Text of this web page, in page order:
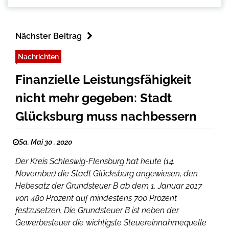
Nächster Beitrag
Nachrichten
Finanzielle Leistungsfähigkeit
nicht mehr gegeben: Stadt
Glücksburg muss nachbessern
Sa. Mai 30 , 2020
Der Kreis Schleswig-Flensburg hat heute (14.
November) die Stadt Glücksburg angewiesen, den
Hebesatz der Grundsteuer B ab dem 1. Januar 2017
von 480 Prozent auf mindestens 700 Prozent
festzusetzen. Die Grundsteuer B ist neben der
Gewerbesteuer die wichtigste Steuereinnahmequelle